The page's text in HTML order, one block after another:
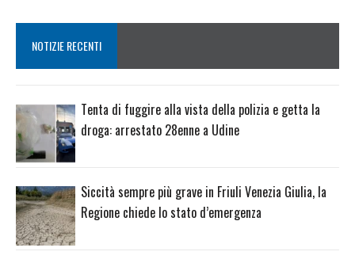
NOTIZIE RECENTI
Tenta di fuggire alla vista della polizia e getta la
droga: arrestato 28enne a Udine
Siccità sempre più grave in Friuli Venezia Giulia, la
Regione chiede lo stato d’emergenza